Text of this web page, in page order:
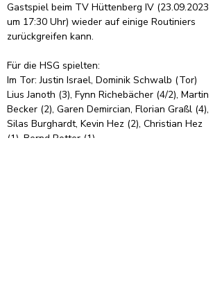
Gastspiel beim TV Hüttenberg IV (23.09.2023
um 17:30 Uhr) wieder auf einige Routiniers
zurückgreifen kann.
Für die HSG spielten:
Im Tor: Justin Israel, Dominik Schwalb (Tor)
Lius Janoth (3), Fynn Richebächer (4/2), Martin
Becker (2), Garen Demircian, Florian Graßl (4),
Silas Burghardt, Kevin Hez (2), Christian Hez
(1), Bernd Rotter (1)